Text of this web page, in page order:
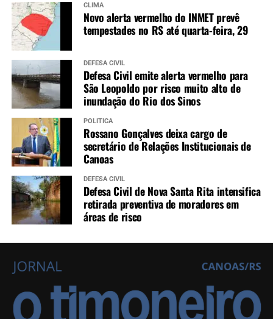
CLIMA
Novo alerta vermelho do INMET prevê
tempestades no RS até quarta-feira, 29
DEFESA CIVIL
Defesa Civil emite alerta vermelho para
São Leopoldo por risco muito alto de
inundação do Rio dos Sinos
POLÍTICA
Rossano Gonçalves deixa cargo de
secretário de Relações Institucionais de
Canoas
DEFESA CIVIL
Defesa Civil de Nova Santa Rita intensifica
retirada preventiva de moradores em
áreas de risco